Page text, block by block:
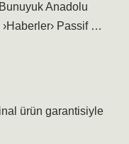
Anadolu
Passif …
ürün garantisiyle